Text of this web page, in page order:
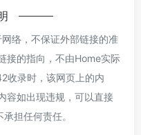
络，不保证外部链接的准
接的指向，不由Home实际
收录时，该网页上的内
容如出现违规，可以直接
担任何责任。